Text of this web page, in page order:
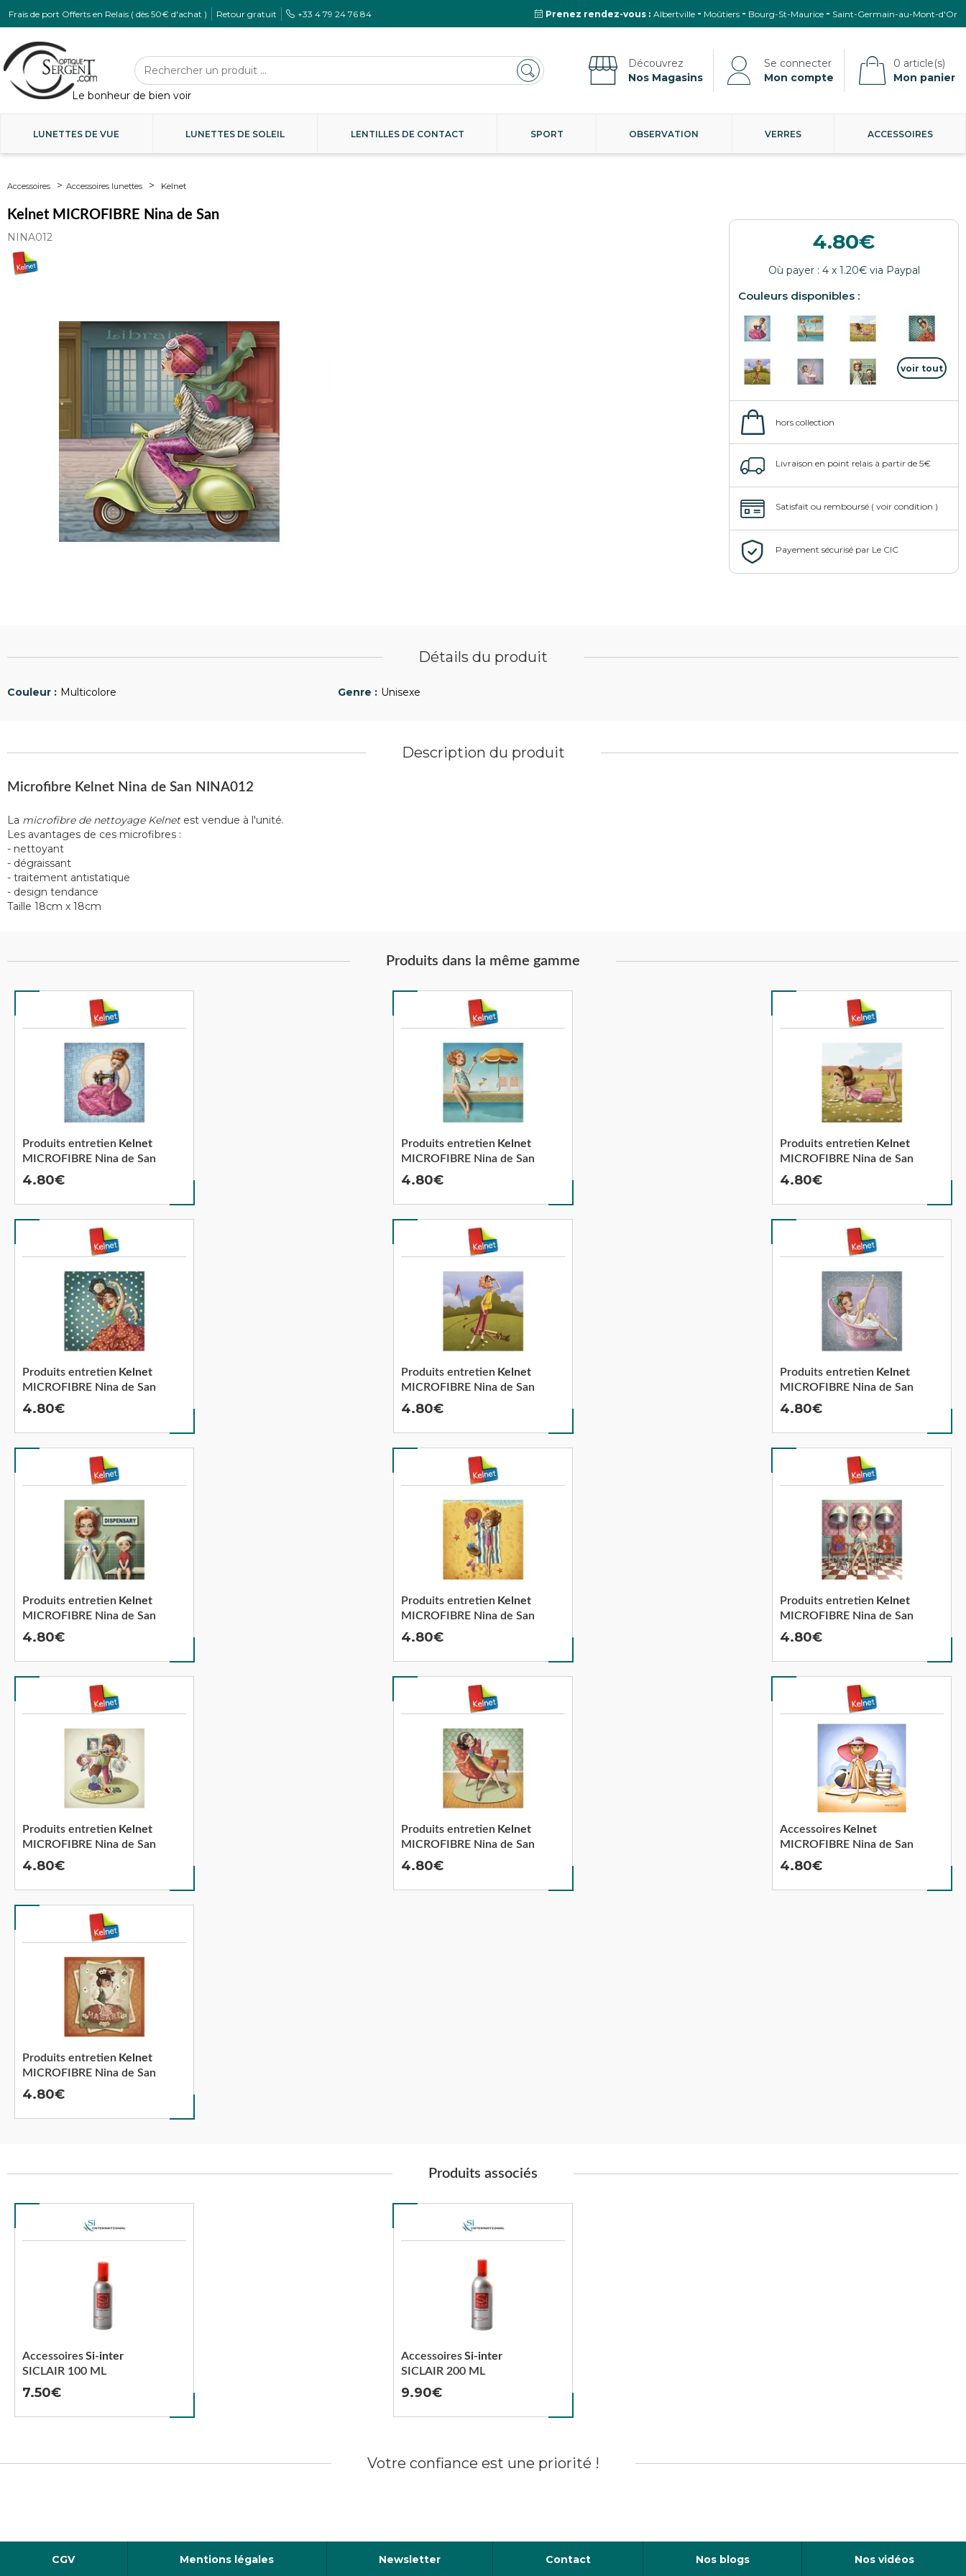
Frais de port Offerts en Relais ( dès 50€ d'achat ) Retour gratuit +33 4 79 24 76 84 Prenez rendez-vous : Albertville Moûtiers Bourg-St-Maurice Saint-Germain-au-Mont-d'Or
Nos Magasins Mon compte Mon panier
LUNETTES DE VUE LUNETTES DE SOLEIL LENTILLES DE CONTACT SPORT OBSERVATION VERRES ACCESSOIRES
Accessoires Accessoires lunettes Kelnet
Kelnet MICROFIBRE Nina de San
NINA012 4.80
Détails du produit
Multicolore Unisexe
Description du produit
Microfibre Kelnet Nina de San NINA012
La microfibre de nettoyage Kelnetest vendue à l'unité.
Les avantages de ces microfibres :
- nettoyant
- dégraissant
- traitement antistatique
- design tendance
Taille 18cm x 18cm
Produits dans la même gamme
MICROFIBRE Nina de San
Produits entretien Kelnet
4.80
MICROFIBRE Nina de San
Produits entretien Kelnet
4.80
MICROFIBRE Nina de San
Produits entretien Kelnet
4.80
MICROFIBRE Nina de San
Produits entretien Kelnet
4.80
MICROFIBRE Nina de San
Produits entretien Kelnet
4.80
MICROFIBRE Nina de San
Produits entretien Kelnet
4.80
MICROFIBRE Nina de San
Produits entretien Kelnet
4.80
MICROFIBRE Nina de San
Produits entretien Kelnet
4.80
MICROFIBRE Nina de San
Produits entretien Kelnet
4.80
MICROFIBRE Nina de San
Produits entretien Kelnet
4.80
MICROFIBRE Nina de San
Produits entretien Kelnet
4.80
MICROFIBRE Nina de San
Accessoires Kelnet
4.80
MICROFIBRE Nina de San
Produits entretien Kelnet
4.80
Produits associés
SICLAIR 100 ML
AccessoiresSi-inter
7.50
SICLAIR 200 ML
AccessoiresSi-inter
9.90
Votre confiance est une priorité !
CGV Mentions légales Newsletter Contact Nos blogs Nos vidéos